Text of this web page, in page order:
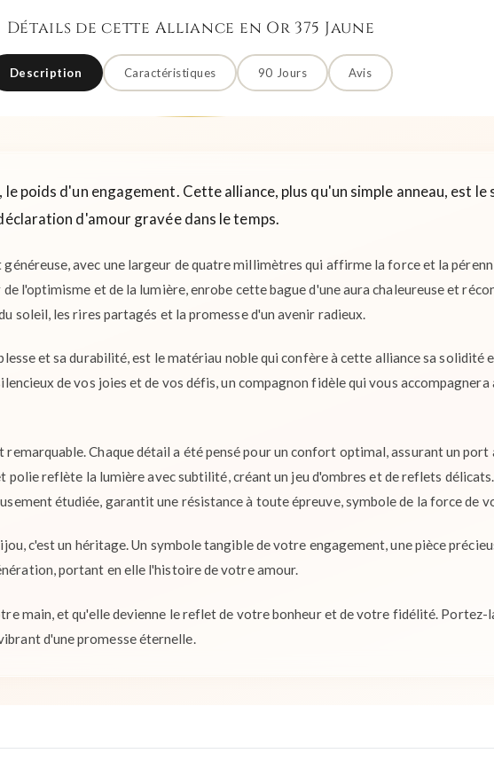
Détails de cette Alliance en Or 375 Jaune
Description Caractéristiques 90 Jours Avis
le poids d'un engagement. Cette alliance, plus qu'un simple anneau, est le
d'amour gravée dans le temps.
généreuse, avec une largeur de quatre millimètres qui affirme la force et la
l'optimisme et de la lumière, enrobe cette bague d'une aura chaleureuse et
soleil, les rires partagés et la promesse d'un avenir radieux.
et sa durabilité, est le matériau noble qui confère à cette alliance sa solidité
de vos joies et de vos défis, un compagnon fidèle qui vous accompagnera
remarquable. Chaque détail a été pensé pour un confort optimal, assurant un port
polie reflète la lumière avec subtilité, créant un jeu d'ombres et de reflets délicats.
étudiée, garantit une résistance à toute épreuve, symbole de la force de
c'est un héritage. Un symbole tangible de votre engagement, une pièce
portant en elle l'histoire de votre amour.
main, et qu'elle devienne le reflet de votre bonheur et de votre fidélité. Portez-
d'une promesse éternelle.